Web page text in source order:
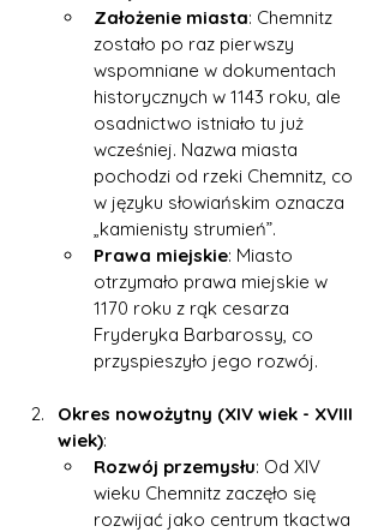
Założenie miasta: Chemnitz
zostało po raz pierwszy
wspomniane w dokumentach
historycznych w 1143 roku, ale
osadnictwo istniało tu już
wcześniej. Nazwa miasta
pochodzi od rzeki Chemnitz, co
w języku słowiańskim oznacza
„kamienisty strumień”.
Prawa miejskie: Miasto
otrzymało prawa miejskie w
1170 roku z rąk cesarza
Fryderyka Barbarossy, co
przyspieszyło jego rozwój.
Okres nowożytny (XIV wiek - XVIII
wiek):
Rozwój przemysłu: Od XIV
wieku Chemnitz zaczęło się
rozwijać jako centrum tkactwa